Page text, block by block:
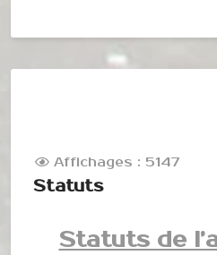
Affichages : 5147
Statuts
Statuts de